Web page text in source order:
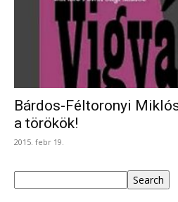
Bárdos-Féltoronyi
a törökök!
2015. febr 19.
Search